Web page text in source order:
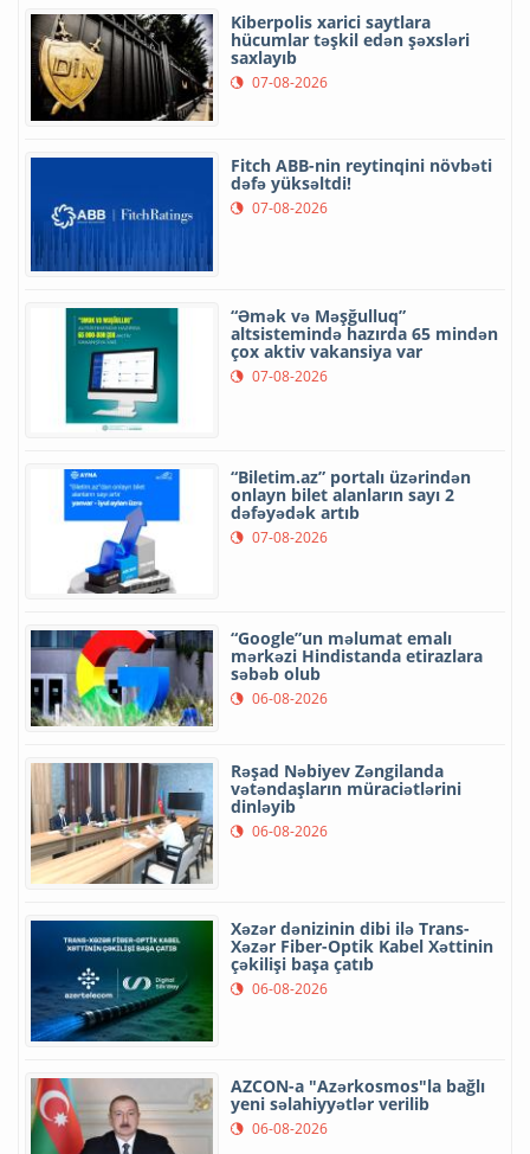
Kiberpolis xarici saytlara
hücumlar təşkil edən şəxsləri
saxlayıb
07-08-2026
Fitch ABB-nin reytinqini növbəti
dəfə yüksəltdi!
07-08-2026
“Əmək və Məşğulluq”
altsistemində hazırda 65 mindən
çox aktiv vakansiya var
07-08-2026
“Biletim.az” portalı üzərindən
onlayn bilet alanların sayı 2
dəfəyədək artıb
07-08-2026
“Google”un məlumat emalı
mərkəzi Hindistanda etirazlara
səbəb olub
06-08-2026
Rəşad Nəbiyev Zəngilanda
vətəndaşların müraciətlərini
dinləyib
06-08-2026
Xəzər dənizinin dibi ilə Trans-
Xəzər Fiber-Optik Kabel Xəttinin
çəkilişi başa çatıb
06-08-2026
AZCON-a "Azərkosmos"la bağlı
yeni səlahiyyətlər verilib
06-08-2026